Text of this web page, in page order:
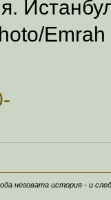
неговата история - и